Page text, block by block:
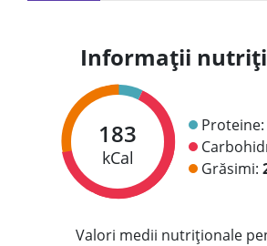
Informații
183
kCal
Proteine:
Grăsimi:
Valori medii nutriționale